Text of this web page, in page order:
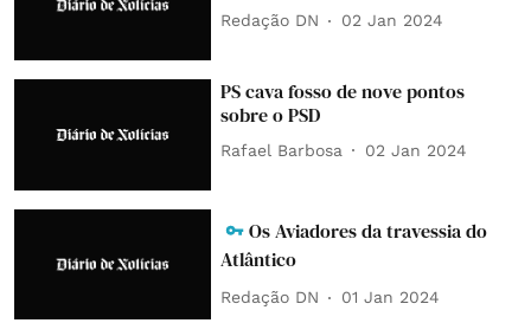
Redação DN 02 Jan 2024
PS cava fosso de nove pontos
sobre o PSD
Rafael Barbosa 02 Jan 2024
Os Aviadores da travessia do
Atlântico
Redação DN 01 Jan 2024